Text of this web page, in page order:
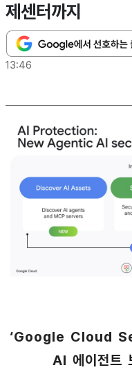
제센터까지
13:46
‘Google Cloud
AI 에이전트